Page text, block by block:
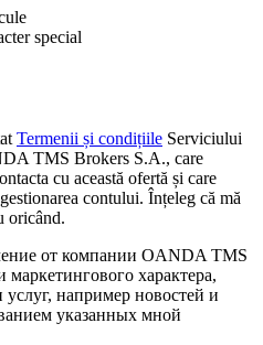
special
Termenii și condițiile Serviciului
TMS Brokers S.A., care
cu această ofertă și care
contului. Înțeleg că mă
oricând.
от компании OANDA TMS
характера,
например новостей и
указанных мной